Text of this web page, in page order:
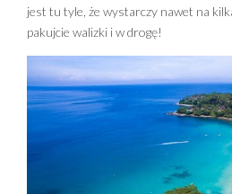
jest tu tyle, że wystarczy nawet na
pakujcie walizki i w drogę!